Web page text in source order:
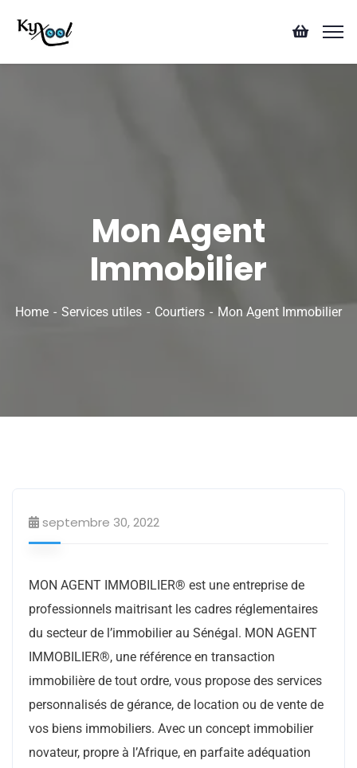
Mon Agent
Immobilier
Home Services utiles Courtiers Mon Agent Immobilier
septembre 30, 2022
MON AGENT IMMOBILIER® est une entreprise de
professionnels maitrisant les cadres réglementaires
du secteur de l’immobilier au Sénégal. MON AGENT
IMMOBILIER®, une référence en transaction
immobilière de tout ordre, vous propose des services
personnalisés de gérance, de location ou de vente de
vos biens immobiliers. Avec un concept immobilier
novateur, propre à l’Afrique, en parfaite adéquation